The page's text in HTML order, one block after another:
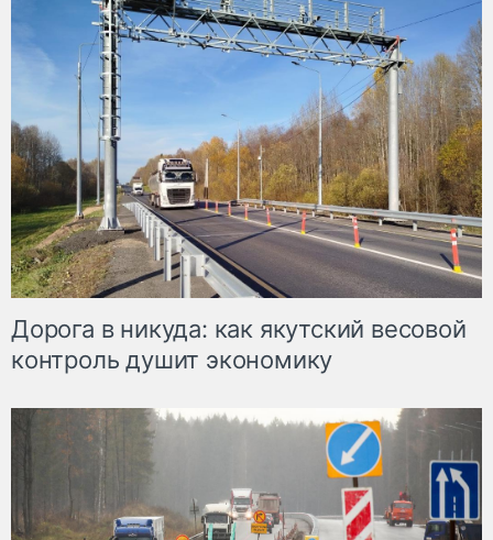
Дорога в никуда: как якутский весовой
контроль душит экономику